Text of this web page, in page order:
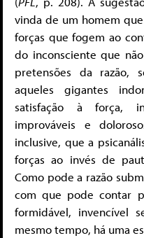
vinda de um homem
forças que fogem ao
do inconsciente que
pretensões da razão,
aqueles gigantes
satisfação à força,
improváveis e
inclusive, que a
forças ao invés de
Como pode a razão
com que pode contar
formidável, invencível
mesmo tempo, há uma